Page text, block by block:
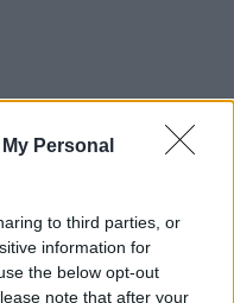
Personal
to third parties, or
information for
the below opt-out
note that after your